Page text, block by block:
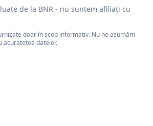
de la BNR - nu suntem afiliați cu
doar în scop informativ. Nu ne asumăm
acuratețea datelor.